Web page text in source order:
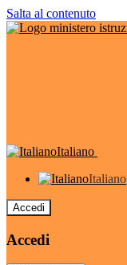
Salta al contenuto
Italiano
Italiano
Accedi
Accedi